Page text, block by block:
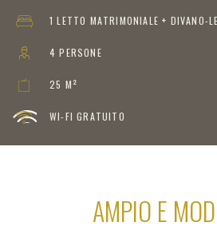
1 LETTO MATRIMONIALE + DIVANO-
4 PERSONE
25 M²
WI-FI GRATUITO
AMPIO E